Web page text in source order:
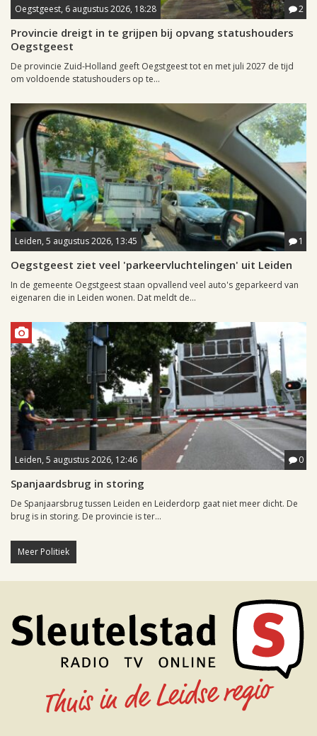
Oegstgeest, 6 augustus 2026, 18:28 2
Provincie dreigt in te grijpen bij opvang statushouders
Oegstgeest
De provincie Zuid-Holland geeft Oegstgeest tot en met juli 2027 de tijd
om voldoende statushouders op te...
Leiden, 5 augustus 2026, 13:45 1
Oegstgeest ziet veel 'parkeervluchtelingen' uit Leiden
In de gemeente Oegstgeest staan opvallend veel auto's geparkeerd van
eigenaren die in Leiden wonen. Dat meldt de...
Leiden, 5 augustus 2026, 12:46 0
Spanjaardsbrug in storing
De Spanjaarsbrug tussen Leiden en Leiderdorp gaat niet meer dicht. De
brug is in storing. De provincie is ter...
Meer Politiek